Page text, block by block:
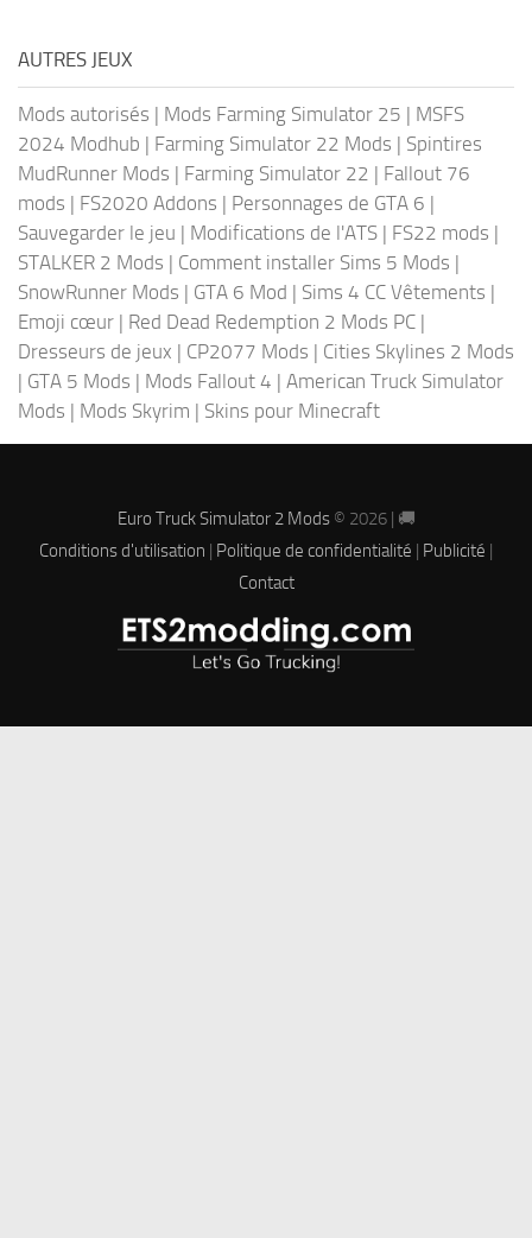
AUTRES JEUX
Mods autorisés | Mods Farming Simulator 25 | MSFS
2024 Modhub | Farming Simulator 22 Mods | Spintires
MudRunner Mods | Farming Simulator 22 | Fallout 76
mods | FS2020 Addons | Personnages de GTA 6 |
Sauvegarder le jeu | Modifications de l'ATS | FS22 mods |
STALKER 2 Mods | Comment installer Sims 5 Mods |
SnowRunner Mods | GTA 6 Mod | Sims 4 CC Vêtements |
Emoji cœur | Red Dead Redemption 2 Mods PC |
Dresseurs de jeux | CP2077 Mods | Cities Skylines 2 Mods
| GTA 5 Mods | Mods Fallout 4 | American Truck Simulator
Mods | Mods Skyrim | Skins pour Minecraft
Euro Truck Simulator 2 Mods© 2026 | 🚚
Conditions d'utilisation | Politique de confidentialité | Publicité |
Contact